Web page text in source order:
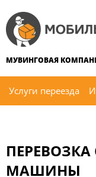
МУВИНГОВАЯ
Услуги переезда
МАШИНЫ